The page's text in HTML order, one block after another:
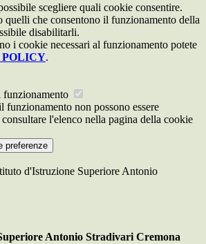
scegliere quali cookie consentire.
quelli che consentono il funzionamento della
disabilitarli.
i cookie necessari al funzionamento potete
POLICY.
funzionamento
funzionamento non possono essere
l'elenco nella pagina della cookie
preferenze
d'Istruzione Superiore Antonio
Antonio Stradivari Cremona